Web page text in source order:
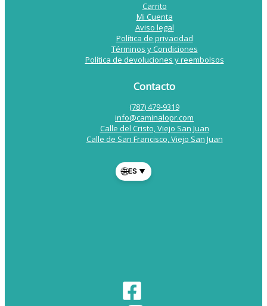
Carrito
Mi Cuenta
Aviso legal
Política de privacidad
Términos y Condiciones
Política de devoluciones y reembolsos
Contacto
(787) 479-9319
info@caminalopr.com
Calle del Cristo, Viejo San Juan
Calle de San Francisco, Viejo San Juan
🌐ES ▼